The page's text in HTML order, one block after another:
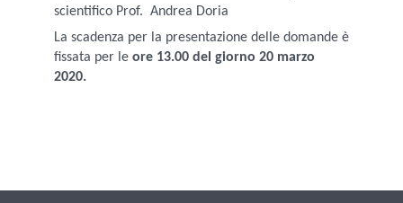
scientifico Prof. Andrea Doria
La scadenza per la presentazione delle domande è
fissata per le ore 13.00 del giorno 20 marzo
2020.